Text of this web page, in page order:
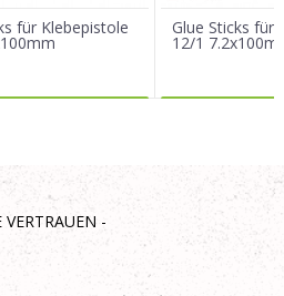
für Klebepistole Glue Sticks für
12/1
VERTRAUEN -